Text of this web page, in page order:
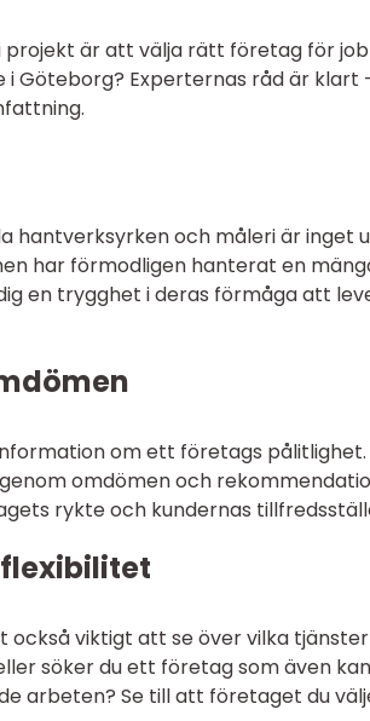
är att välja rätt företag för
Göteborg? Experternas råd är klart
hantverksyrken och måleri är inget
har förmodligen hanterat en
en trygghet i deras förmåga att
om ett företags
omdömen och
rykte och kundernas
också viktigt att se över vilka
söker du ett företag som även
arbeten? Se till att företaget du